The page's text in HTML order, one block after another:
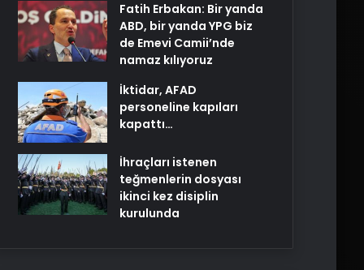
Fatih Erbakan: Bir yanda
ABD, bir yanda YPG biz
de Emevi Camii’nde
namaz kılıyoruz
İktidar, AFAD
personeline kapıları
kapattı…
İhraçları istenen
teğmenlerin dosyası
ikinci kez disiplin
kurulunda